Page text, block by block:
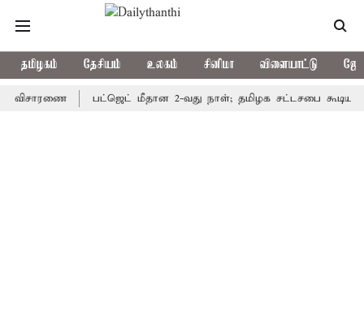
தமிழகம் தேசியம் உலகம் சினிமா விளையாட்டு
பட்ஜெட் மீதான 2-வது நாள்; தமிழக சட்டசபை கூடியது